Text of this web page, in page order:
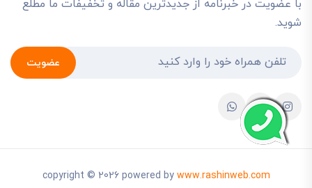
با عضویت در خبرنامه از جدیدترین مقاله و تخفیفات ما مطلع
شوید.
عضویت
copyright © 2026 powered by www.rashinweb.com